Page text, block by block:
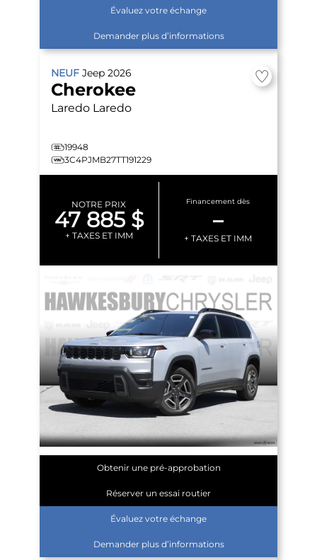
Évaluez votre échange
Demander plus d’informations
NEUF Jeep 2026
Cherokee
Laredo Laredo
19948
3C4PJMB27TT191229
NOTRE PRIX
47 885 $
+ TAXES ET IMM
Financement dès
–
+ TAXES ET IMM
Obtenir une pré-approbation
Réserver un essai routier
Évaluez votre échange
Demander plus d’informations